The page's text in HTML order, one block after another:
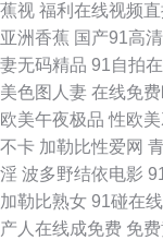
网址 亚洲76页 91草视
高潮久久 日韩精品三
综合 免费在线毛片 日
线 AV在线资源站 岛国
蕉视 福利在线视频直
亚洲香蕉 国产91高
妻无码精品 91自拍
美色图人妻 在线免
欧美午夜极品 性欧
不卡 加勒比性爱网
淫 波多野结依电影
加勒比熟女 91碰在线
产人在线成免费 免